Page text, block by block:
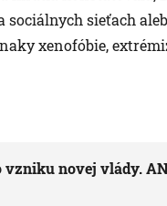
sociálnych sieťach
xenofóbie,
novej vlády.